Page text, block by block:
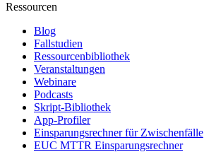
Ressourcen
Blog
Fallstudien
Ressourcenbibliothek
Veranstaltungen
Webinare
Podcasts
Skript-Bibliothek
App-Profiler
Einsparungsrechner für Zwischenfälle
EUC MTTR Einsparungsrechner